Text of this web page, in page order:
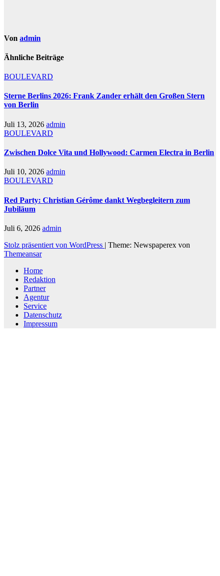
Von admin
Ähnliche Beiträge
BOULEVARD
Sterne Berlins 2026: Frank Zander erhält den Großen Stern
von Berlin
Juli 13, 2026 admin
BOULEVARD
Zwischen Dolce Vita und Hollywood: Carmen Electra in Berlin
Juli 10, 2026 admin
BOULEVARD
Red Party: Christian Gérôme dankt Wegbegleitern zum
Jubiläum
Juli 6, 2026 admin
Stolz präsentiert von WordPress | Theme: Newspaperex von
Themeansar
Home
Redaktion
Partner
Agentur
Service
Datenschutz
Impressum